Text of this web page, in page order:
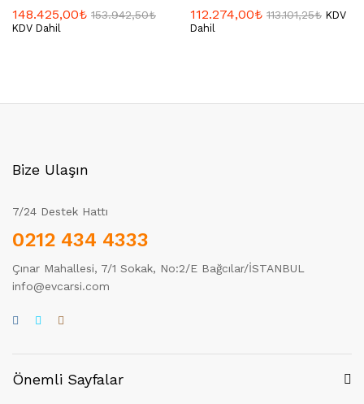
148.425,00₺ 153.942,50₺
KDV Dahil
112.274,00₺ 113.101,25₺ KDV
Dahil
Bize Ulaşın
7/24 Destek Hattı
0212 434 4333
Çınar Mahallesi, 7/1 Sokak, No:2/E Bağcılar/İSTANBUL
info@evcarsi.com
Önemli Sayfalar